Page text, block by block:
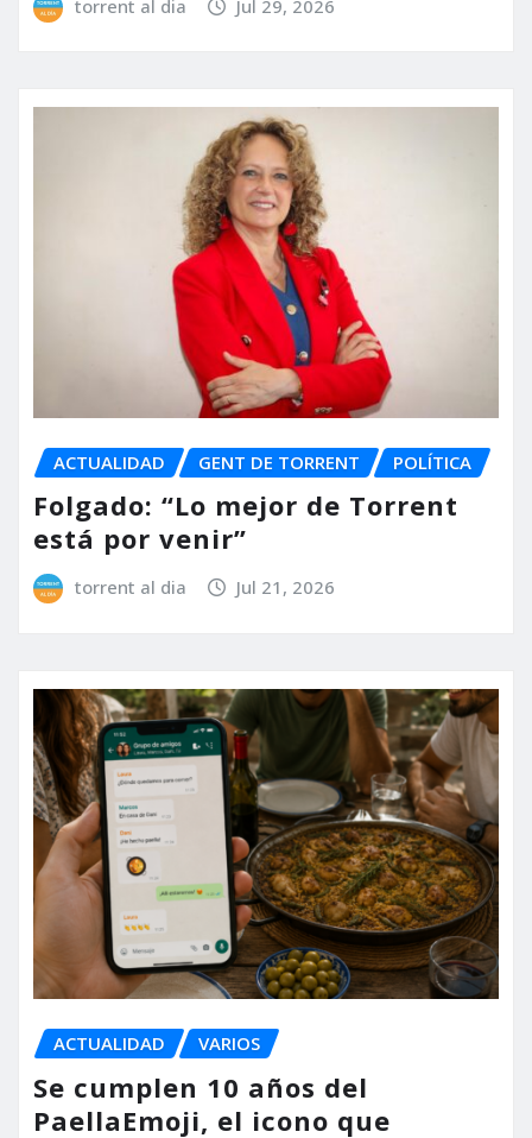
torrent al dia Jul 29, 2026
ACTUALIDAD GENT DE TORRENT POLÍTICA
Folgado: “Lo mejor de Torrent
está por venir”
torrent al dia Jul 21, 2026
ACTUALIDAD VARIOS
Se cumplen 10 años del
PaellaEmoji, el icono que